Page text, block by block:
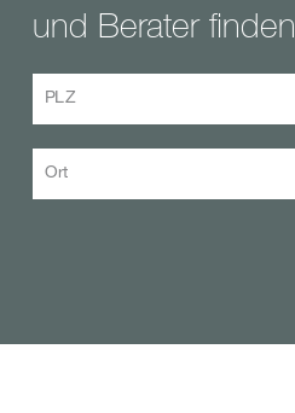
und Berater finden
PLZ
Ort